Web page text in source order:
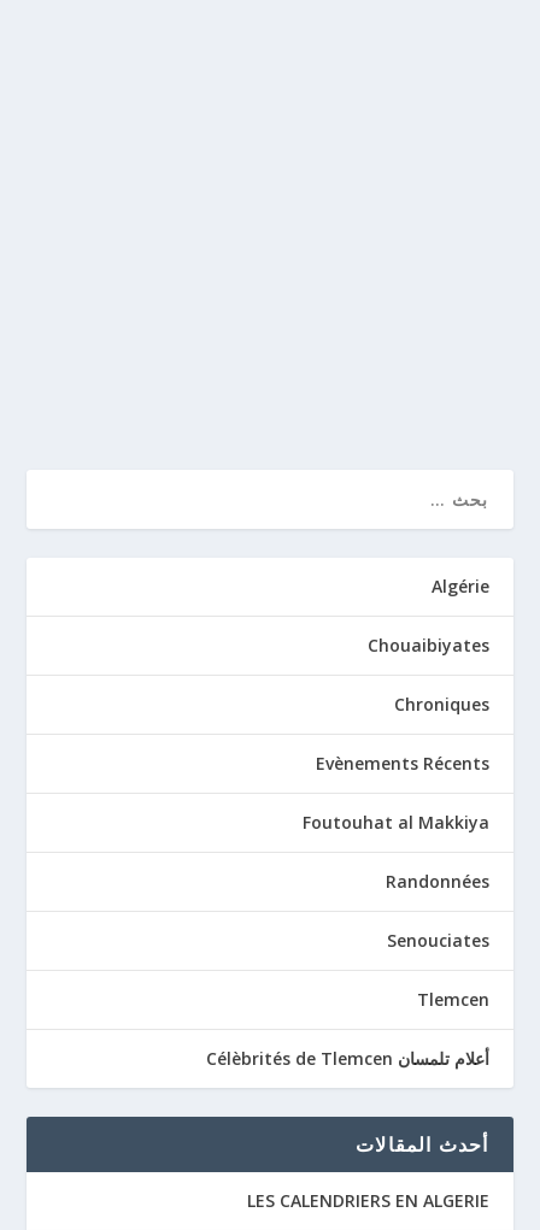
Algérie
Chouaibiyates
Chroniques
Evènements Récents
Foutouhat al Makkiya
Randonnées
Senouciates
Tlemcen
أعلام تلمسان Célèbrités de Tlemcen
أحدث المقالات
LES CALENDRIERS EN ALGERIE